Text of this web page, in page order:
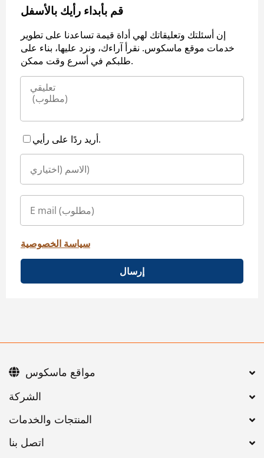
قم بأبداء رأيك بالأسفل
إن أسئلتك وتعليقاتك لهي أداة قيمة تساعدنا على تطوير
خدمات موقع ماسكوس. نقرأ آراءك، ونرد عليها، بناء على
طلبكم في أسرع وقت ممكن.
أريد ردًا على رأيي.
سياسة الخصوصية
إرسال
اتصل بنا
مواقع ماسكوس